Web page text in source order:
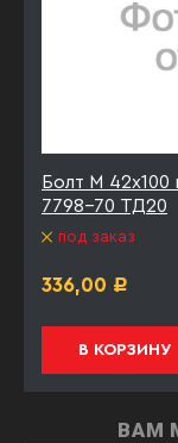
Болт М 42х100
7798-70 ТД20
под заказ
336,00 Р
В КОРЗИНУ
ВАМ